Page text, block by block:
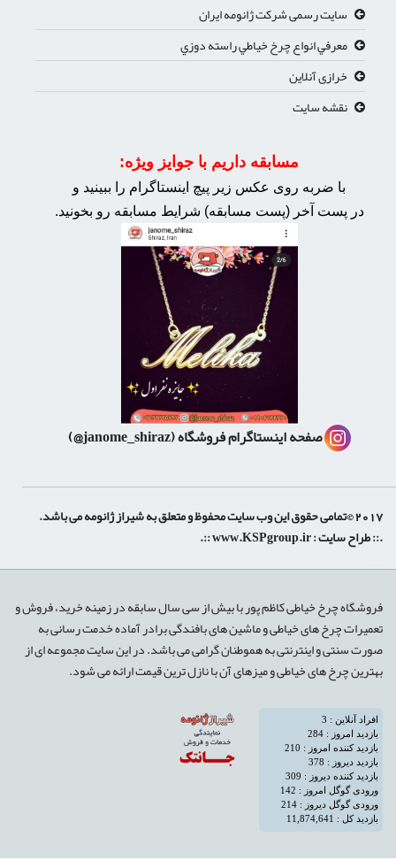
سایت رسمی شرکت ژانومه ایران
معرفي انواع چرخ خياطي راسته دوزي
خرازی آنلاین
نقشه سایت
مسابقه داریم با جوایز ویژه:
با ضربه روی عکس زیر پیچ اینستاگرام را ببینید و
در پست آخر (پست مسابقه) شرایط مسابقه رو بخونید.
صفحه اینستاگرام فروشگاه(janome_shiraz@)
وب سایت محفوظ و متعلق به شیراز ژانومه می باشد.
طراح سایت :www.KSPgroup.ir
::.
چرخ خیاطی کاظم پور با بیش از سی سال سابقه در زمینه خرید، فروش و
چرخ های خیاطی و ماشین های بافندگی برادر آماده خدمت رسانی به
سنتی و اینترنتی به هموطنان گرامی می باشد. در این سایت مجموعه ای از
چرخ های خیاطی و میزهای آن با نازل ترین قیمت ارائه می شود.